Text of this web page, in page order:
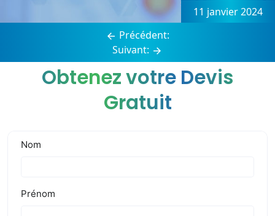
11 janvier 2024
Précédent:
Suivant:
Obtenez votre Devis
Gratuit